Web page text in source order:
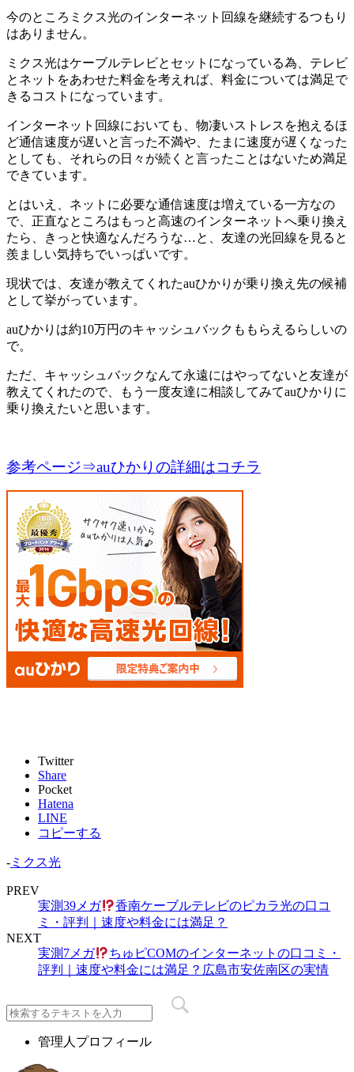
今のところミクス光のインターネット回線を継続するつもり
はありません。
ミクス光はケーブルテレビとセットになっている為、テレビ
とネットをあわせた料金を考えれば、料金については満足で
きるコストになっています。
インターネット回線においても、物凄いストレスを抱えるほ
ど通信速度が遅いと言った不満や、たまに速度が遅くなった
としても、それらの日々が続くと言ったことはないため満足
できています。
とはいえ、ネットに必要な通信速度は増えている一方なの
で、正直なところはもっと高速のインターネットへ乗り換え
たら、きっと快適なんだろうな…と、友達の光回線を見ると
羨ましい気持ちでいっぱいです。
現状では、友達が教えてくれたauひかりが乗り換え先の候補
として挙がっています。
auひかりは約10万円のキャッシュバックももらえるらしいの
で。
ただ、キャッシュバックなんて永遠にはやってないと友達が
教えてくれたので、もう一度友達に相談してみてauひかりに
乗り換えたいと思います。
参考ページ⇒auひかりの詳細はコチラ
Twitter
Share
Pocket
Hatena
LINE
コピーする
- ミクス光
PREV
実測39メガ
香南ケーブルテレビのピカラ光の口コ
ミ・評判｜速度や料金には満足？
NEXT
実測7メガ
ちゅピCOMのインターネットの口コミ・
評判｜速度や料金には満足？広島市安佐南区の実情
管理人プロフィール